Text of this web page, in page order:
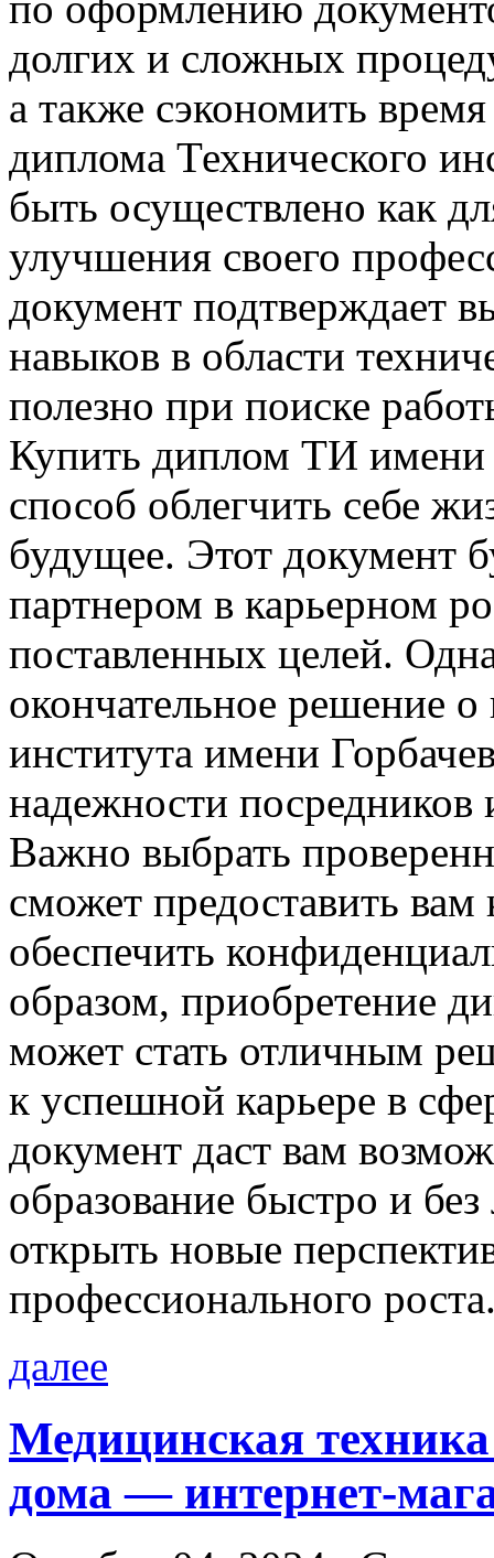
долгих и сложных
а также сэкономить
диплома Технического
быть осуществлено как
улучшения своего
документ подтверждает
навыков в области
полезно при поиске
Купить диплом ТИ имени
способ облегчить себе
будущее. Этот документ
партнером в карьерном
поставленных целей.
окончательное решение
института имени
надежности посредников
Важно выбрать
сможет предоставить
обеспечить
образом, приобретение
может стать отличным
к успешной карьере в
документ даст вам
образование быстро и
открыть новые
профессионального
далее
Медицинская
дома — интернет-